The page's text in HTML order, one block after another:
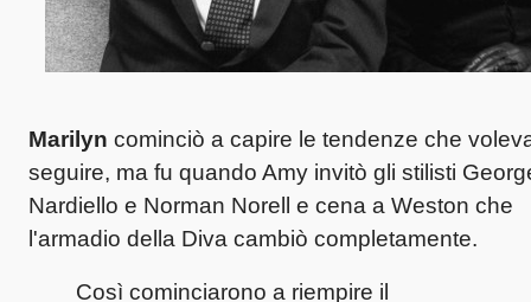
Marilyn cominciò a capire le tendenze che
seguire, ma fu quando Amy invitò gli stilisti
Nardiello e Norman Norell e cena a Weston che
l'armadio della Diva cambiò completamente.
Così cominciarono a riempire il